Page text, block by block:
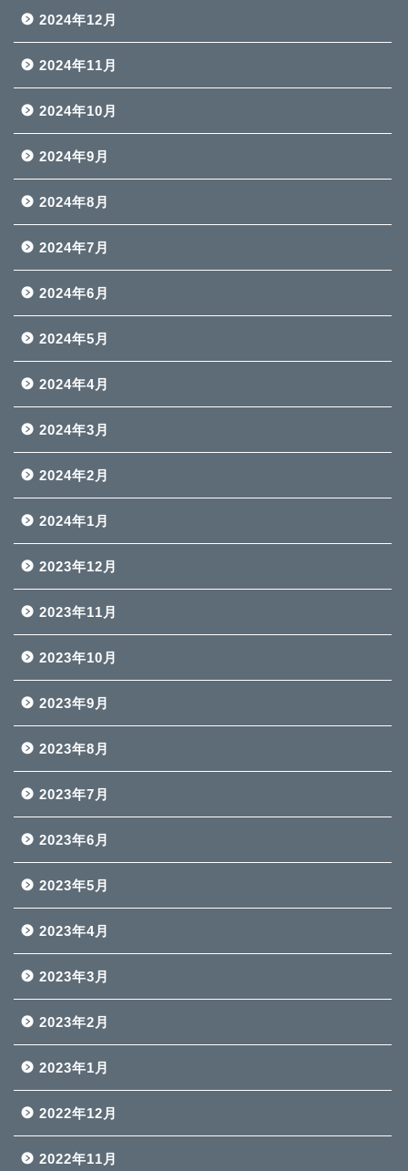
2024年12月
2024年11月
2024年10月
2024年9月
2024年8月
2024年7月
2024年6月
2024年5月
2024年4月
2024年3月
2024年2月
2024年1月
2023年12月
2023年11月
2023年10月
2023年9月
2023年8月
2023年7月
2023年6月
2023年5月
2023年4月
2023年3月
2023年2月
2023年1月
2022年12月
2022年11月